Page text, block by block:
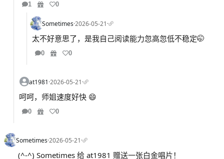
1 0
Sometimes·2026-05-21·
太不好意思了，是我自己阅读能力忽高忽低不稳定🤭
0 0
at1981·2026-05-21·
呵呵，师姐速度好快 😄
0 0
Sometimes·2026-05-21·
(^-^) Sometimes 给 at1981 赠送一张白金唱片！